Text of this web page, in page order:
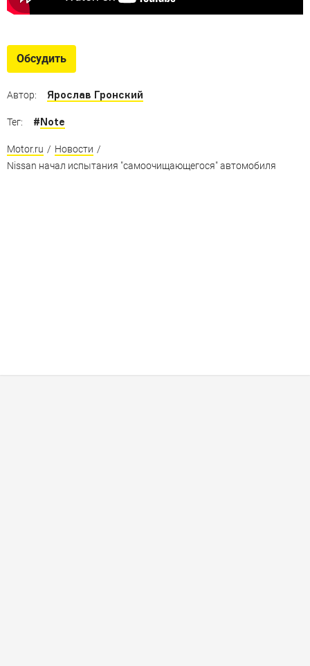
Обсудить
Автор: Ярослав Гронский
Тег: #Note
Motor.ru / Новости /
Nissan начал испытания "cамоочищающегося" автомобиля